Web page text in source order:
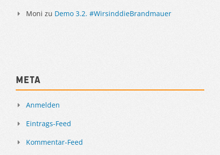
Moni zu Demo 3.2. #WirsinddieBrandmauer
Meta
Anmelden
Eintrags-Feed
Kommentar-Feed